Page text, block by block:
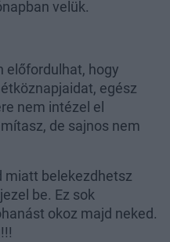
velük.
előfordulhat, hogy
egész
nem intézel el
de sajnos nem
miatt belekezdhetsz
be. Ez sok
okoz majd neked.